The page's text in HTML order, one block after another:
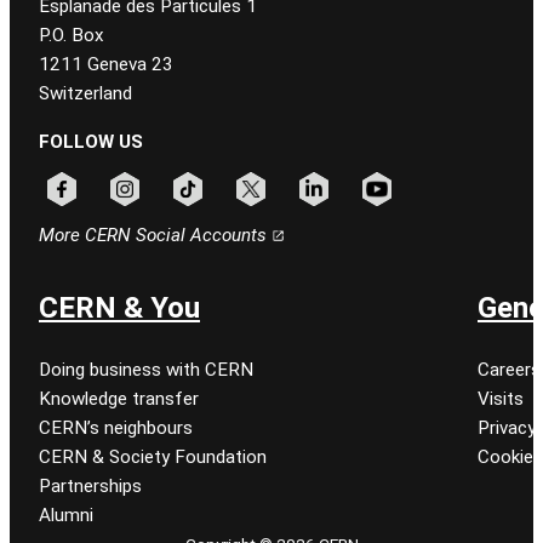
Esplanade des Particules 1
P.O. Box
1211 Geneva 23
Switzerland
FOLLOW US
More CERN Social Accounts
CERN & You
Doing business with CERN
Knowledge transfer
CERN’s neighbours
CERN & Society Foundation
Partnerships
Alumni
Careers
Visits
Privacy
Cookie